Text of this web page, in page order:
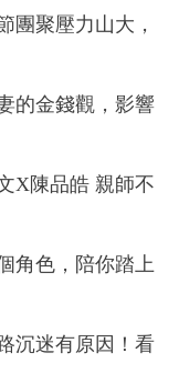
團聚壓力山大，
的金錢觀，影響
X陳品皓 親師不
角色，陪你踏上
沉迷有原因！看